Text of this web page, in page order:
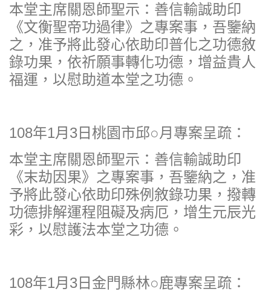
本堂主席關恩師聖示：善信輸誠助印
《文衡聖帝功過律》之專案事，吾鑒納
之，准予將此發心依助印普化之功德敘
錄功果，依祈願事轉化功德，增益貴人
福運，以慰助道本堂之功德。
108年1月3日桃園市邱○月專案呈疏：
本堂主席關恩師聖示：善信輸誠助印
《末劫因果》之專案事，吾鑒納之，准
予將此發心依助印殊例敘錄功果，撥轉
功德排解運程阻礙及病厄，增生元辰光
彩，以慰護法本堂之功德。
108年1月3日金門縣林○鹿專案呈疏：